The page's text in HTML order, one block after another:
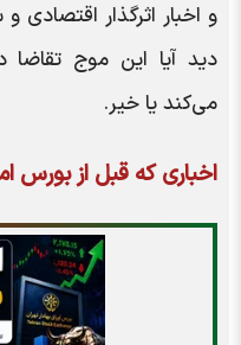
و اخبار اثرگذار
دید آیا این موج تقاضا
می‌کند یا خیر.
اخباری که قبل از بورس